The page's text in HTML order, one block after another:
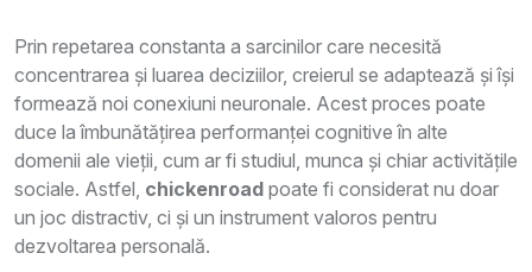
Prin repetarea constanta a sarcinilor care necesită
concentrarea și luarea deciziilor, creierul se adaptează și își
formează noi conexiuni neuronale. Acest proces poate
duce la îmbunătățirea performanței cognitive în alte
domenii ale vieții, cum ar fi studiul, munca și chiar activitățile
sociale. Astfel, chickenroad poate fi considerat nu doar
un joc distractiv, ci și un instrument valoros pentru
dezvoltarea personală.